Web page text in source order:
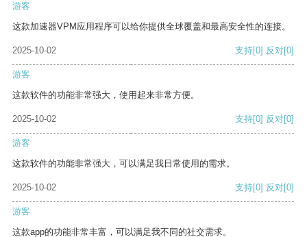
游客
这款加速器VPM应用程序可以给你提供全球覆盖和最高安全性的连接。
2025-10-02 支持[0] 反对[0]
游客
这款软件的功能非常强大，使用起来非常方便。
2025-10-02 支持[0] 反对[0]
游客
这款软件的功能非常强大，可以满足我日常使用的需求。
2025-10-02 支持[0] 反对[0]
游客
这款app的功能非常丰富，可以满足我不同的社交需求。